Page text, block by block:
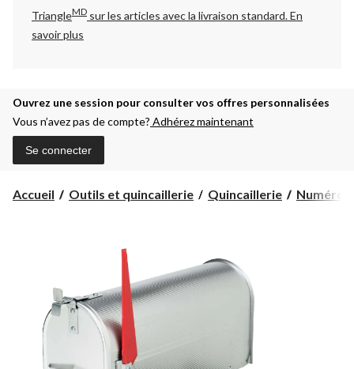
TriangleMD sur les articles avec la livraison standard.En
savoir plus
Ouvrez une session pour consulter vos offres personnalisées
Vous n’avez pas de compte? Adhérez maintenant
Se connecter
Accueil Outils et quincaillerie Quincaillerie